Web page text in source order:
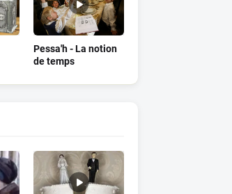
Pessa'h - La notion
de temps